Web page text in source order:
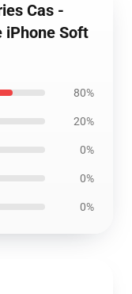
Cas -
iPhone Soft
80%
20%
0%
0%
0%